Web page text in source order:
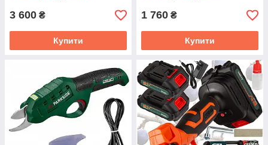
3 600 ₴
Купити
1 760 ₴
Купити